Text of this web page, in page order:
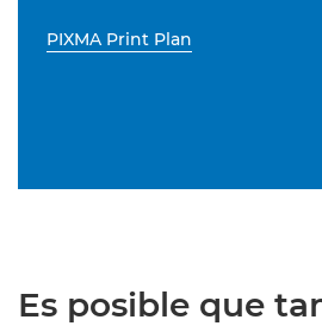
PIXMA Print Plan
Es posible que